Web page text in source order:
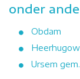
onder
Obdam
Ursem